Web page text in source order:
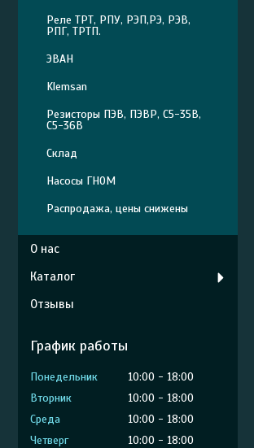
Реле ТРТ, РПУ, РЭП,РЭ, РЭВ,
РПГ, ТРТП.
ЭВАН
Klemsan
Резисторы ПЭВ, ПЭВР, С5-35В,
С5-36В
Склад
Насосы ГНОМ
Распродажа, цены снижены
О нас
Каталог
Отзывы
График работы
Понедельник 10:00
18:00
Вторник
10:00
18:00
Среда
10:00
18:00
Четверг
10:00
18:00